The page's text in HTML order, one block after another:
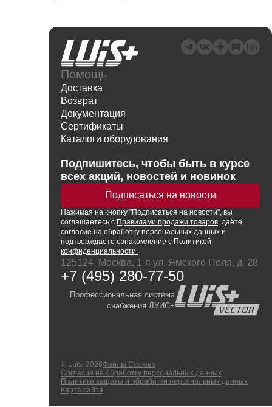
Помощь
Доставка
Возврат
Документация
Сертификаты
Каталоги оборудования
Подпишитесь, чтобы быть в курсе
всех акций, новостей и новинок
Подписаться на новости
Нажимая на кнопку "Подписаться на новости", вы
соглашаетесь с Правилами продажи товаров, даёте
согласие на обработку персональных данных и
подтверждаете ознакомление с Политикой
конфиденциальности.
125124, Москва, 1-я ул. Ямского Поля, д. 28
+7 (495) 280-77-50
Профессиональная система
снабжения ЛУИС+
© Luis, 2026Файлы Cookies
Согласие на обработку персональных данных
Политика защиты и обработки персональных данных
Карта сайта